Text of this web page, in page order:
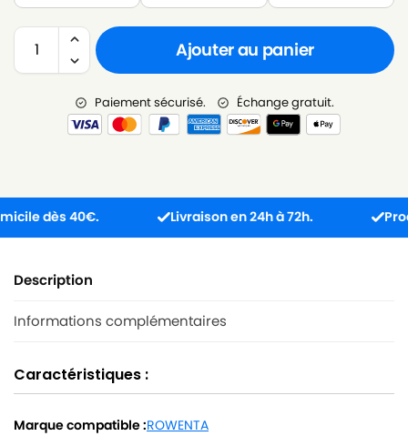
Ajouter au panier
Paiement sécurisé. Échange gratuit.
dès 40€. Livraison en 24h à 72h.
Description
Informations complémentaires
Caractéristiques :
Marque compatible :ROWENTA